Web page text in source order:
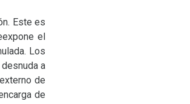
Este es
el
Los
a
de
de